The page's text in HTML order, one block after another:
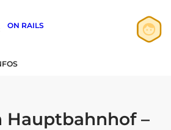
ON RAILS
Hauptbahnhof –